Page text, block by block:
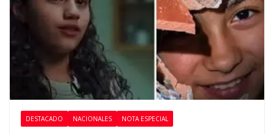
DESTACADO NACIONALES NOTA ESPECIAL